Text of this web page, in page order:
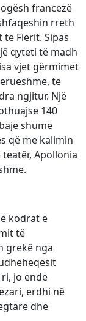
francezë
rreth
Fierit. Sipas
qyteti të madh
vjet gërmimet
të
ngjitur. Një
140
shumë
që me kalimin
Apollonia
kodrat e
të
grekë nga
jo ende
erdhi në
dhe